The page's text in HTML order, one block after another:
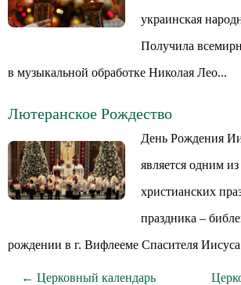
украинская
Получила
в музыкальной обработке Николая Лео...
Лютеранское Рождество
День Рождения
является одним
христианских
праздника –
рождении в г. Вифлееме Спасителя
← Церковный календарь